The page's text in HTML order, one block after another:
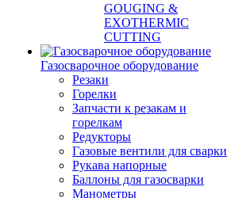
GOUGING &
EXOTHERMIC
CUTTING
Газосварочное оборудование
Резаки
Горелки
Запчасти к резакам и
горелкам
Редукторы
Газовые вентили для сварки
Рукава напорные
Баллоны для газосварки
Манометры